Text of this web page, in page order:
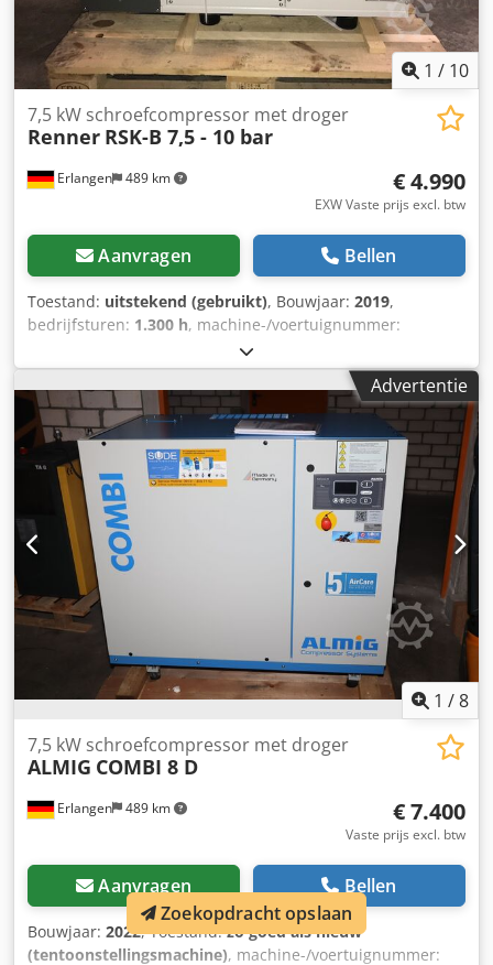
1 / 10
Erlangen 489 km
7,5 kW schroefcompressor met droger
Renner RSK-B 7,5 - 10 bar
€ 4.990
EXW Vaste prijs excl. btw
Aanvragen Bellen
Toestand: uitstekend (gebruikt), Bouwjaar: 2019,
bedrijfsturen: 1.300 h, machine-/voertuignummer:
, RENNER RSK-B 7,5 – 10 bar
oliegeïnjecteerde schroefcompressor met geïntegreerde
koeldroger en tijdgestuurde condensaatafvoer.
Bedrijfsuren: 1300 uur De nieuwe compressor is op
voorraad en direct beschikbaar. Druk: 10 bar Nominaal
vermogen: 7,5 kW Volumestroom: 1,02 m³/min
Geluidsniveau: 78 dB(A) Persluchtuitgang: 1/2" Afmetingen
(l x b x h): 1031 x 572 x 721 mm Gewicht: 225 kg Dcsded Sw
Ncopfx Ah Isk Bezoek onze showroom in Erlangen. Op
meer dan 450 m² tentoonstellingsruimte vindt u een groot
aanbod nieuwe en gebruikte compressoren.
Advertentie
1 /8
Erlangen 489 km
7,5 kW schroefcompressor met droger
ALMIG COMBI 8 D
€ 7.400
Vaste prijs excl. btw
Aanvragen Bellen
Bouwjaar: 2022, Toestand:zo goed als nieuw
(tentoonstellingsmachine), machine-/voertuignummer:
Zoekopdracht opslaan